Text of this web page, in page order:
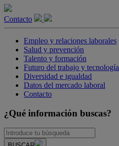
Contacto
Empleo y relaciones laborales
Salud y prevención
Talento y formación
Futuro del trabajo y tecnología
Diversidad e igualdad
Datos del mercado laboral
Contacto
¿Qué información buscas?